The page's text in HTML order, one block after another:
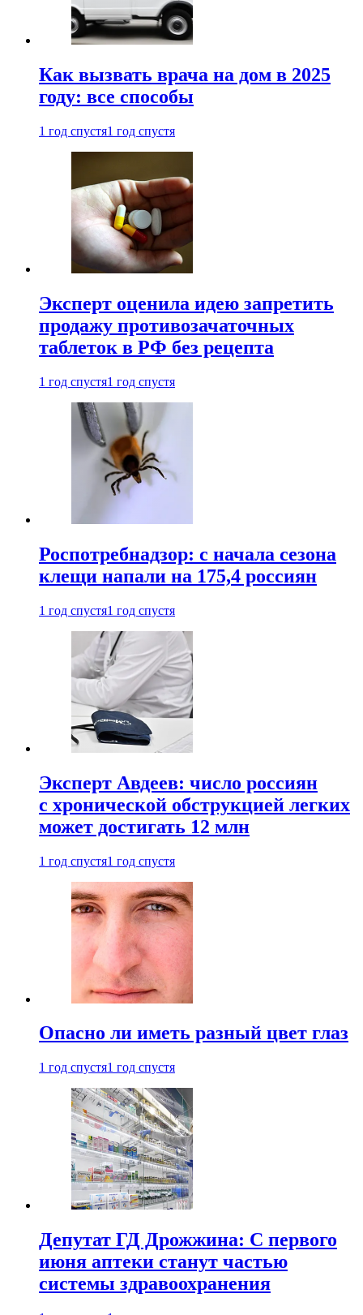
Как вызвать врача на дом в 2025
году: все способы
1 год спустя1 год спустя
Эксперт оценила идею запретить
продажу противозачаточных
таблеток в РФ без рецепта
1 год спустя1 год спустя
Роспотребнадзор: с начала сезона
клещи напали на 175,4 россиян
1 год спустя1 год спустя
Эксперт Авдеев: число россиян
с хронической обструкцией легких
может достигать 12 млн
1 год спустя1 год спустя
Опасно ли иметь разный цвет глаз
1 год спустя1 год спустя
Депутат ГД Дрожжина: С первого
июня аптеки станут частью
системы здравоохранения